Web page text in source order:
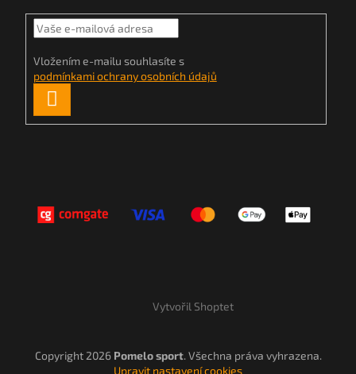
Vložením e-mailu souhlasíte s
podmínkami ochrany osobních údajů
SE
Vytvořil Shoptet
Copyright 2026 Pomelo sport. Všechna práva vyhrazena.
Upravit nastavení cookies